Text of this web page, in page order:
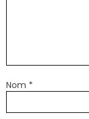
Nom *